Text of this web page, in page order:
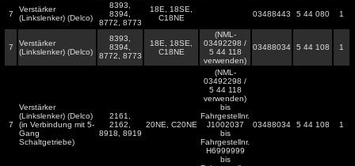
7
Verstärker
(Linkslenker) (Delco)
8393,
8394,
8772, 8773
18E, 18SE,
C18NE
03488443 5 44 080 1
7
Verstärker
(Linkslenker) (Delco)
8393,
8394,
8772, 8773
18E, 18SE,
C18NE
(NML-
03492298 /
5 44 118
verwenden)
03488034 5 44 108 1
7
Verstärker
(Linkslenker) (Delco)
(in Verbindung mit 5-
Gang
Schaltgetriebe)
2161,
2162,
8918, 8919
20NE, C20NE
(NML-
03492298 /
5 44 118
verwenden)
bis
Fahrgestellnr.
J1002037
bis
Fahrgestellnr.
H6999999
bis
03488034 5 44 108 1